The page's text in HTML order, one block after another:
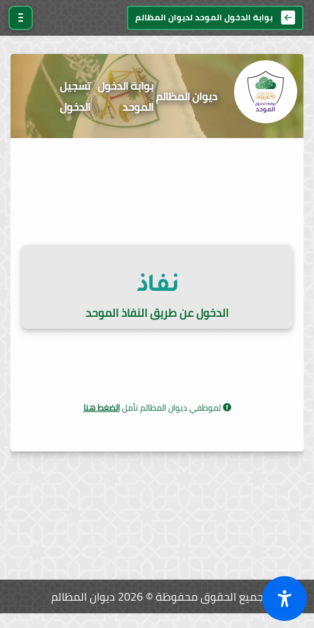
بوابة الدخول الموحد لديوان المظالم
ديوان المظالمبوابة الدخول
الموحد
تسجيل
الدخول
الدخول عن طريق النفاذ الموحد
لموظفي ديوان المظالم نأملالضغط هنا
جميع الحقوق محفوظة © 2026 ديوان المظالم